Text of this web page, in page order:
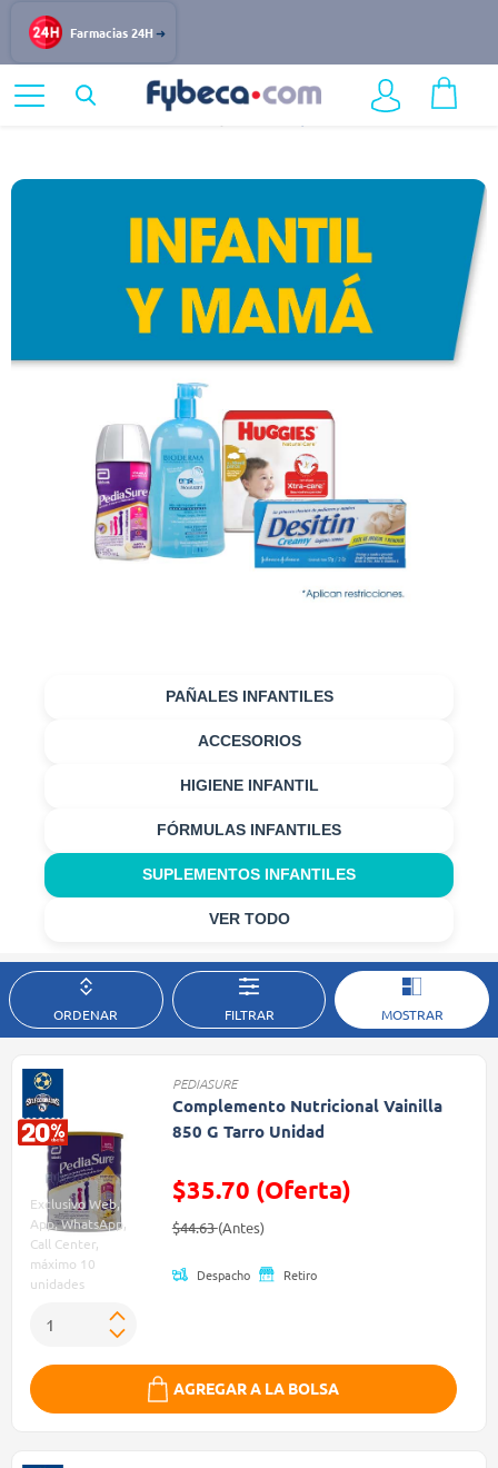
Farmacias 24H
Suplementos Infantiles
PAÑALES INFANTILES
ACCESORIOS
HIGIENE INFANTIL
FÓRMULAS INFANTILES
SUPLEMENTOS INFANTILES
VER TODO
ORDENAR FILTRAR MOSTRAR
Exclusivo Web,
App, WhatsApp,
Call Center,
máximo 10
unidades
PEDIASURE
Complemento Nutricional Vainilla
850 G Tarro Unidad
$35.70 (Oferta)
Precio reducido de
$44.63(Antes)(Oferta)
Despacho Retiro
AGREGAR A LA BOLSA